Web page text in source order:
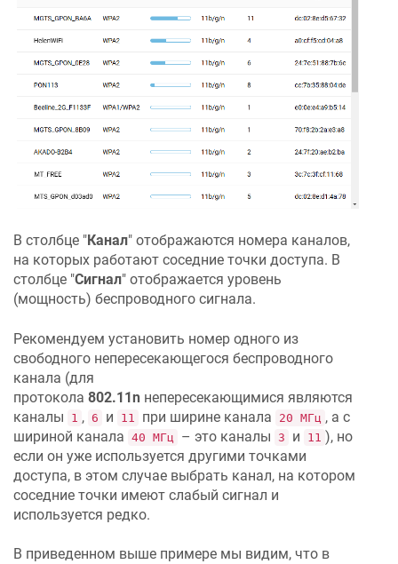
В столбце "Канал" отображаются номера каналов,
на которых работают соседние точки доступа. В
столбце "Сигнал" отображается уровень
(мощность) беспроводного сигнала.
Рекомендуем установить номер одного из
свободного непересекающегося беспроводного
канала (для
протокола 802.11n непересекающимися являются
каналы
1 , 6 и 11 при ширине канала 20 МГц , а с
шириной канала 40 МГц – это каналы 3 и 11 ), но
если он уже используется другими точками
доступа, в этом случае выбрать канал, на котором
соседние точки имеют слабый сигнал и
используется редко.
В приведенном выше примере мы видим, что в